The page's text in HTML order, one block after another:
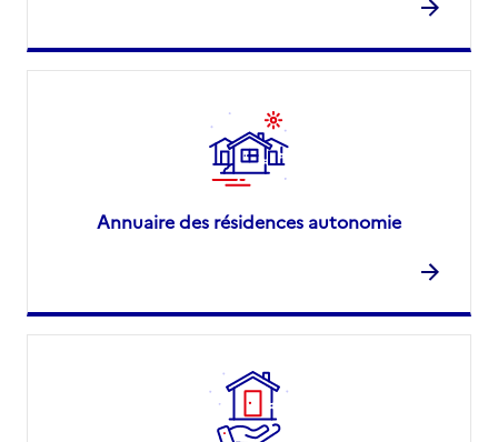
Annuaire des résidences autonomie